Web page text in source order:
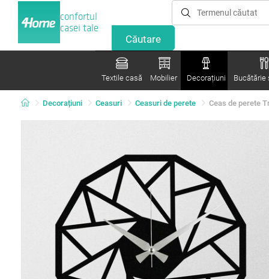
confortul
casei tale
Textile casă Mobilier Decorațiuni Bucătărie
Decorațiuni Ceasuri Ceasuri de perete Ceas de perete